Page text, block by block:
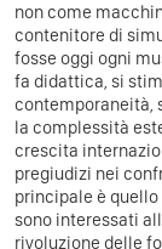
non come
contenitore di
fosse oggi ogni
fa didattica, si
contemporaneità,
la complessità
crescita
pregiudizi nei
principale è
sono interessati
rivoluzione delle